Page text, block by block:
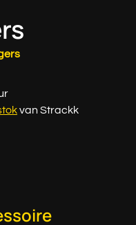
van Strackk